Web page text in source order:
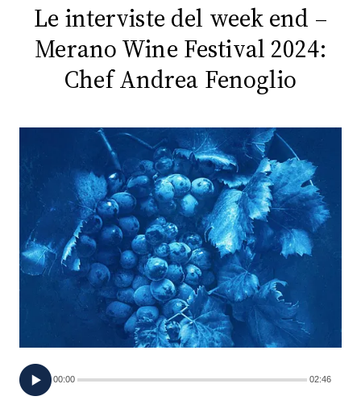
RADIO
PLAYLIST
CONCORSI
EVENTI
TV
PRINCIPATO
Le interviste del week end –
Merano Wine Festival 2024:
Chef Andrea Fenoglio
00:00 02:46